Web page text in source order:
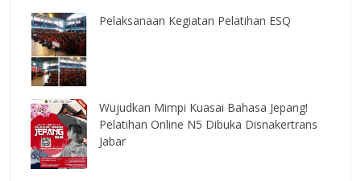
Pelaksanaan Kegiatan Pelatihan ESQ
Wujudkan Mimpi Kuasai Bahasa Jepang!
Pelatihan Online N5 Dibuka Disnakertrans
Jabar